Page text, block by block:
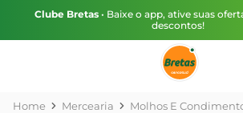
Clube Bretas • Baixe o app, ative suas
descontos!
Mercearia Molhos E